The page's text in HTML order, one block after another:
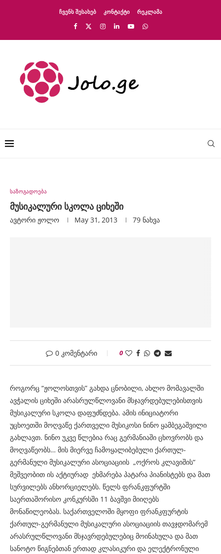
ᲩᲕᲔᲜᲡ ᲨᲔᲡᲐᲮᲔᲑ ᲙᲝᲜᲢᲐᲥᲢᲘ ᲠᲔᲙᲚᲐᲛᲐ
საზოგადოება
მუსიკალური სკოლა ციხეში
ავტორი Ჟოლო May 31, 2013 79 ნახვა
0 კომენტარი 0
როგორც “ჟოლოსთვის” გახდა ცნობილი, ახლო მომავალში
ავჭალის ციხეში არასრულწლოვანი მსჯავრდებულებისთვის
მუსიკალური სკოლა დაფუძნდება. ამის ინიციატორი
უცხოეთში მოღვაწე ქართველი მუსიკოსი ნინო ყამბეგაშვილი
გახლავთ. ნინო უკვე წლებია რაც გერმანიაში ცხოვრობს და
მოღვაწეობს… მის მიერვე ჩამოყალიბებული ქართულ-
გერმანული მუსიკალური ასოციაციის „ოქროს კლავიშის“
მეშვეობით ის აქტიურად ეხმარება პატარა პიანისტებს და მათ
სურვილებს ანხორციელებს. წელს ფრანკფურტში
საერთაშორისო კონკურსში 11 ბავშვი მიიღებს
მონაწილეობას. საქართველოში მყოფი ფრანკფურტის
ქართულ-გერმანული მუსიკალური ასოციაციის თავჯდომარემ
არასრულწლოვანი მსჯავრდებულებიც მოინახულა და მათ
სანოტო წიგნებთან ერთად კლასიკური და ელექტრონული